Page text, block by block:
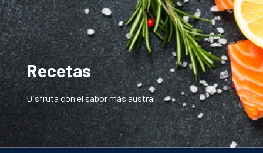
Recetas
Disfruta con el sabor más austral